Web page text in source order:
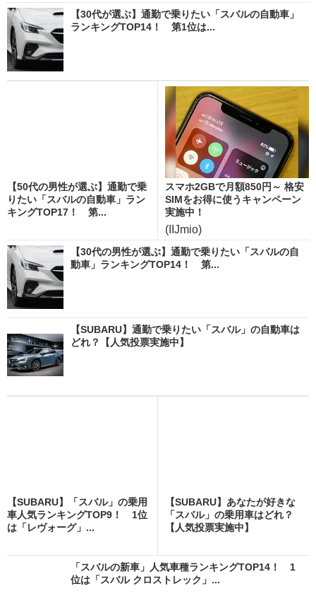
【30代が選ぶ】通勤で乗りたい「スバルの自動車」
ランキングTOP14！ 第1位は...
【50代の男性が選ぶ】通勤で乗
りたい「スバルの自動車」ラン
キングTOP17！ 第...
スマホ2GBで月額850円～ 格安
SIMをお得に使うキャンペーン
実施中！
(IIJmio)
【30代の男性が選ぶ】通勤で乗りたい「スバルの自
動車」ランキングTOP14！ 第...
【SUBARU】通勤で乗りたい「スバル」の自動車は
どれ？【人気投票実施中】
【SUBARU】「スバル」の乗用
車人気ランキングTOP9！ 1位
は「レヴォーグ」...
【SUBARU】あなたが好きな
「スバル」の乗用車はどれ？
【人気投票実施中】
「スバルの新車」人気車種ランキングTOP14！ 1
位は「スバル クロストレック」...